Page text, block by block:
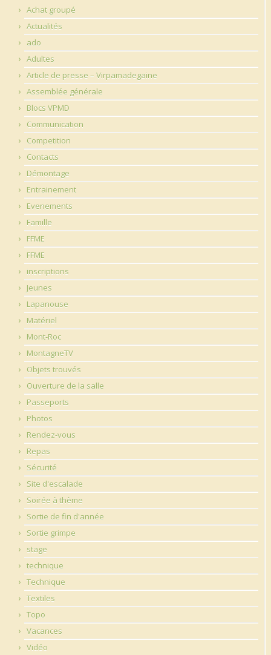
Achat groupé
Actualités
ado
Adultes
Article de presse – Virpamadegaine
Assemblée générale
Blocs VPMD
Communication
Competition
Contacts
Démontage
Entrainement
Evenements
Famille
FFME
FFME
inscriptions
Jeunes
Lapanouse
Matériel
Mont-Roc
MontagneTV
Objets trouvés
Ouverture de la salle
Passeports
Photos
Rendez-vous
Repas
Sécurité
Site d'escalade
Soirée à thème
Sortie de fin d'année
Sortie grimpe
stage
technique
Technique
Textiles
Topo
Vacances
Vidéo